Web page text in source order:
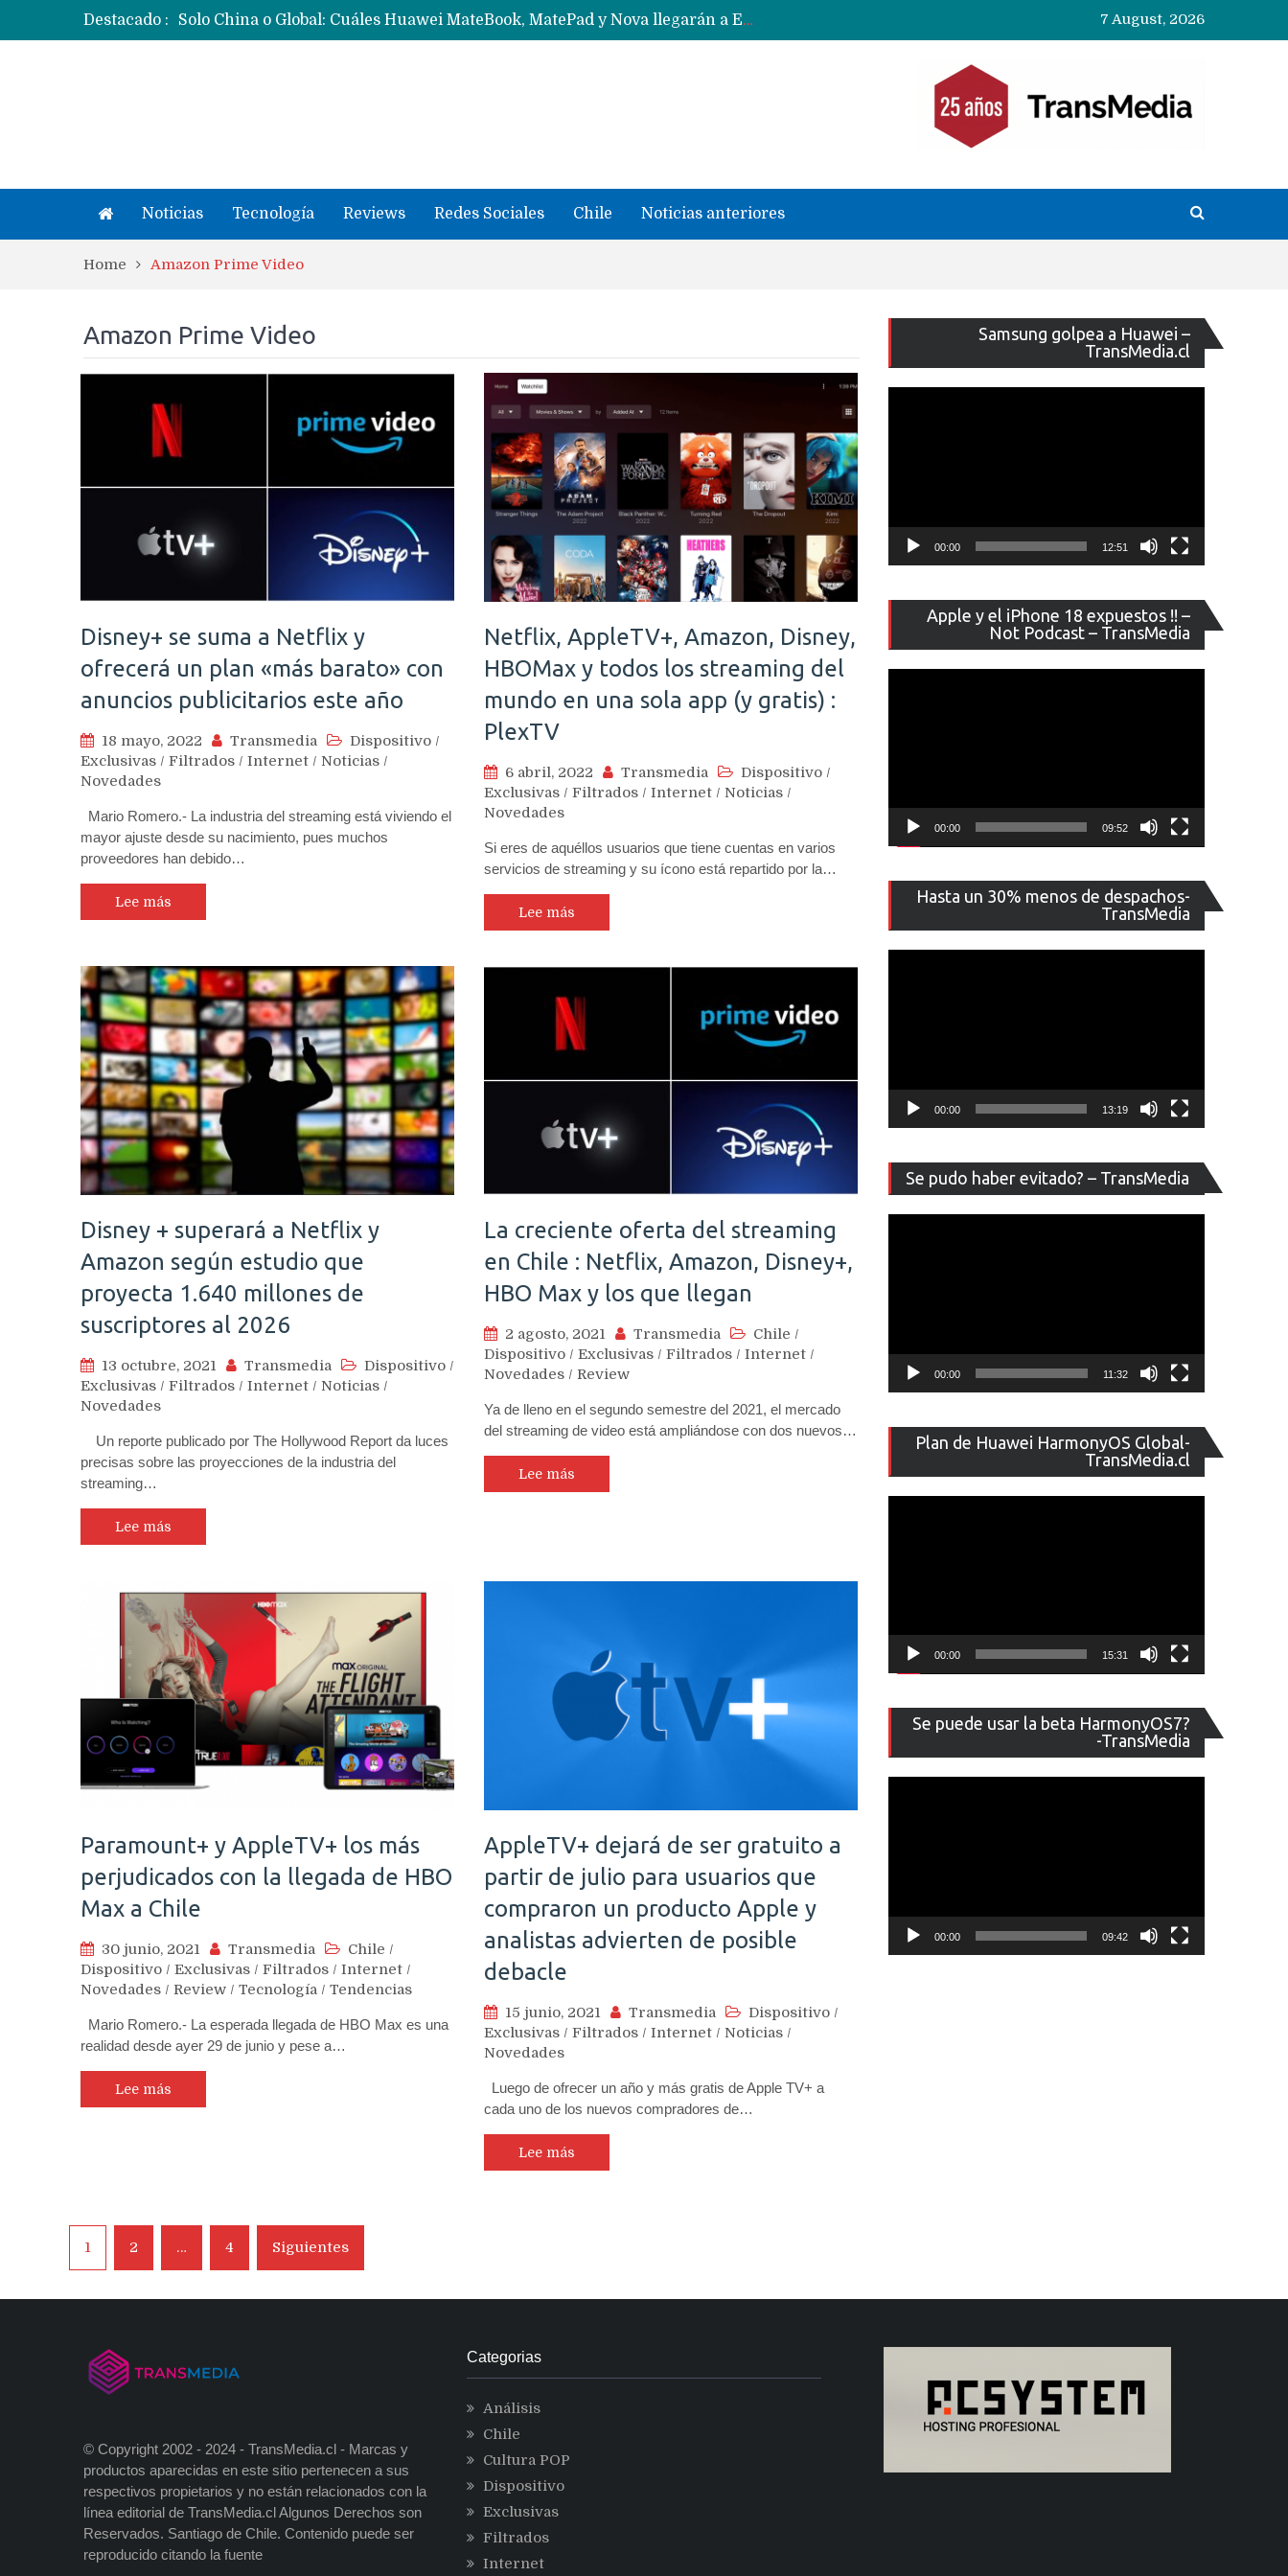
Destacado :
Data Centers de Huawei en Chile, México, Brasil,Perú y Argentina podrían verse afectados por arremetida de EE.UU
7 August, 2026
Noticias Tecnología Reviews Redes Sociales Chile Noticias anteriores
Home Amazon Prime Video
Amazon Prime Video
Disney+ se suma a Netflix y
ofrecerá un plan «más barato» con
anuncios publicitarios este año
18 mayo, 2022 Transmedia Dispositivo /
Exclusivas / Filtrados / Internet / Noticias /
Novedades
Mario Romero.- La industria del streaming está viviendo el
mayor ajuste desde su nacimiento, pues muchos
proveedores han debido…
Lee más
Netflix, AppleTV+, Amazon, Disney,
HBOMax y todos los streaming del
mundo en una sola app (y gratis) :
PlexTV
6 abril, 2022 Transmedia Dispositivo /
Exclusivas / Filtrados / Internet / Noticias /
Novedades
Si eres de aquéllos usuarios que tiene cuentas en varios
servicios de streaming y su ícono está repartido por la…
Lee más
Disney + superará a Netflix y
Amazon según estudio que
proyecta 1.640 millones de
suscriptores al 2026
13 octubre, 2021 Transmedia Dispositivo /
Exclusivas / Filtrados / Internet / Noticias /
Novedades
Un reporte publicado por The Hollywood Report da luces
precisas sobre las proyecciones de la industria del
streaming…
Lee más
La creciente oferta del streaming
en Chile : Netflix, Amazon, Disney+,
HBO Max y los que llegan
2 agosto, 2021 Transmedia Chile /
Dispositivo / Exclusivas / Filtrados / Internet /
Novedades / Review
Ya de lleno en el segundo semestre del 2021, el mercado
del streaming de video está ampliándose con dos nuevos…
Lee más
Paramount+ y AppleTV+ los más
perjudicados con la llegada de HBO
Max a Chile
30 junio, 2021 Transmedia Chile /
Dispositivo / Exclusivas / Filtrados / Internet /
Novedades / Review / Tecnología / Tendencias
Mario Romero.- La esperada llegada de HBO Max es una
realidad desde ayer 29 de junio y pese a…
Lee más
AppleTV+ dejará de ser gratuito a
partir de julio para usuarios que
compraron un producto Apple y
analistas advierten de posible
debacle
15 junio, 2021 Transmedia Dispositivo /
Exclusivas / Filtrados / Internet / Noticias /
Novedades
Luego de ofrecer un año y más gratis de Apple TV+ a
cada uno de los nuevos compradores de…
Lee más
Navegación
de
entradas
1 2 … 4 Siguientes
Samsung golpea a Huawei –
TransMedia.cl
de
vídeo
00:00 12:51
Apple y el iPhone 18 expuestos !! –
Not Podcast – TransMedia
de
vídeo
00:00 09:52
Hasta un 30% menos de despachos-
TransMedia
de
vídeo
00:00 13:19
Se pudo haber evitado? – TransMedia
de
vídeo
00:00 11:32
Plan de Huawei HarmonyOS Global-
TransMedia.cl
de
vídeo
00:00 15:31
Se puede usar la beta HarmonyOS7?
-TransMedia
de
vídeo
00:00 09:42
© Copyright 2002 - 2024 - TransMedia.cl - Marcas y
productos aparecidas en este sitio pertenecen a sus
respectivos propietarios y no están relacionados con la
línea editorial de TransMedia.cl Algunos Derechos son
Reservados. Santiago de Chile. Contenido puede ser
reproducido citando la fuente
Categorias
Análisis
Chile
Cultura POP
Dispositivo
Exclusivas
Filtrados
Internet